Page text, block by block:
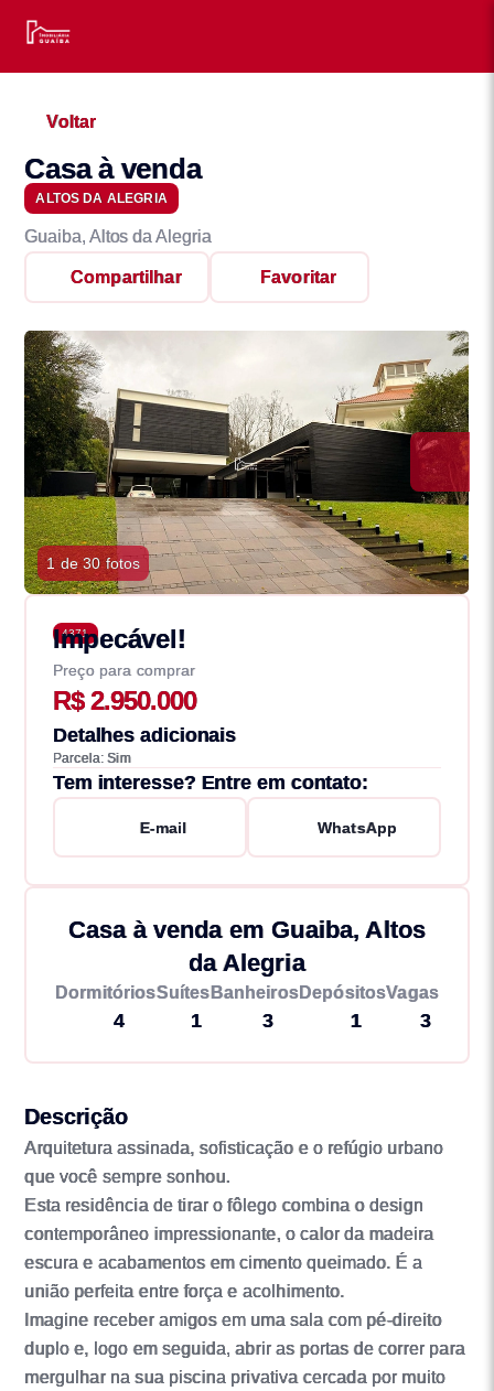
Voltar
Casa à venda
ALTOS DA ALEGRIA
Guaiba, Altos da Alegria
Compartilhar Favoritar
1 de 30 fotos
4371
Impecável!
Preço para comprar
R$ 2.950.000
Detalhes adicionais
Parcela: Sim
Tem interesse? Entre em contato:
E-mail WhatsApp
Casa à venda em Guaiba, Altos
da Alegria
Dormitórios
4
Suítes
1
Banheiros
3
Depósitos
1
Vagas
3
Descrição
Arquitetura assinada, sofisticação e o refúgio urbano
que você sempre sonhou.
Esta residência de tirar o fôlego combina o design
contemporâneo impressionante, o calor da madeira
escura e acabamentos em cimento queimado. É a
união perfeita entre força e acolhimento.
Imagine receber amigos em uma sala com pé-direito
duplo e, logo em seguida, abrir as portas de correr para
mergulhar na sua piscina privativa cercada por muito